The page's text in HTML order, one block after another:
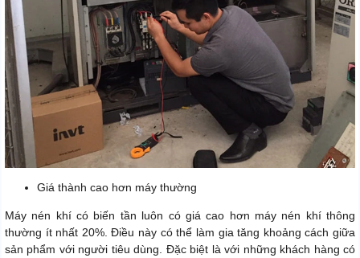
Giá thành cao hơn máy thường
Máy nén khí có biến tần luôn có giá cao hơn máy nén khí thông
thường ít nhất 20%. Điều này có thể làm gia tăng khoảng cách giữa
sản phẩm với người tiêu dùng. Đặc biệt là với những khách hàng có